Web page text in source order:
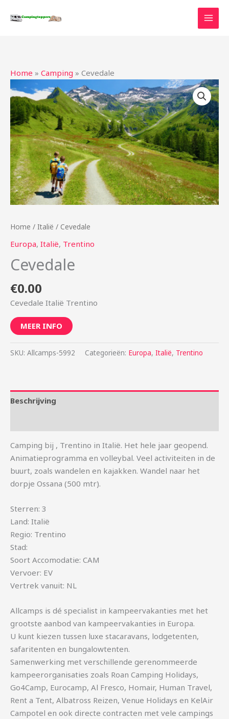
naar
Home » Camping » Cevedale
Home / Italië / Cevedale
Europa, Italië, Trentino
Cevedale
€0.00
Cevedale Italië Trentino
MEER INFO
SKU: Allcamps-5992 Categorieën: Europa, Italië, Trentino
Beschrijving
Camping bij , Trentino in Italië. Het hele jaar geopend.
Animatieprogramma en volleybal. Veel activiteiten in de
buurt, zoals wandelen en kajakken. Wandel naar het
dorpje Ossana (500 mtr).
Sterren: 3
Land: Italië
Regio: Trentino
Stad:
Soort Accomodatie: CAM
Vervoer: EV
Vertrek vanuit: NL
Allcamps is dé specialist in kampeervakanties met het
grootste aanbod van kampeervakanties in Europa.
U kunt kiezen tussen luxe stacaravans, lodgetenten,
safaritenten en bungalowtenten.
Samenwerking met verschillende gerenommeerde
kampeerorganisaties zoals Roan Camping Holidays,
Go4Camp, Eurocamp, Al Fresco, Homair, Human Travel,
Rent a Tent, Albatross Reizen, Venue Holidays en KelAir
Campotel en ook directe contracten met vele campings